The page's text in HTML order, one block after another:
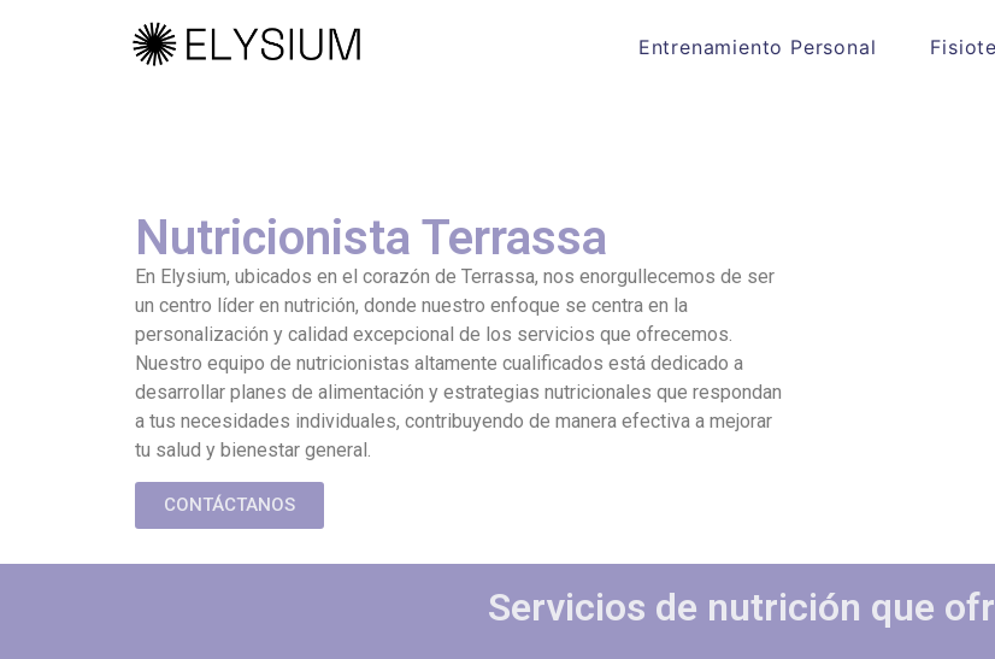
Entrenamiento Personal
Nutricionista Terrassa
En Elysium, ubicados en el corazón de Terrassa, nos enorgullecemos de ser
un centro líder en nutrición, donde nuestro enfoque se centra en la
personalización y calidad excepcional de los servicios que ofrecemos.
Nuestro equipo de nutricionistas altamente cualificados está dedicado a
desarrollar planes de alimentación y estrategias nutricionales que respondan
a tus necesidades individuales, contribuyendo de manera efectiva a mejorar
tu salud y bienestar general.
CONTÁCTANOS
Servicios de nutrición que